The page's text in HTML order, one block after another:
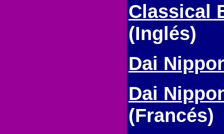
Classical
(Inglés)
Dai
Dai
(Francés)